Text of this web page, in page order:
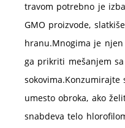
travom potrebno je
GMO proizvode,
hranu.Mnogima je
ga prikriti mešanjem
umesto obroka, ako
snabdeva telo